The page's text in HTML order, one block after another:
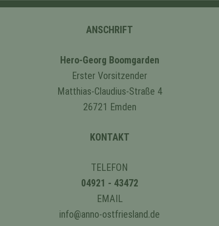
ANSCHRIFT
Hero-Georg Boomgarden
Erster Vorsitzender
Matthias-Claudius-Straße 4
26721 Emden
KONTAKT
TELEFON
04921 - 43472
EMAIL
info@anno-ostfriesland.de